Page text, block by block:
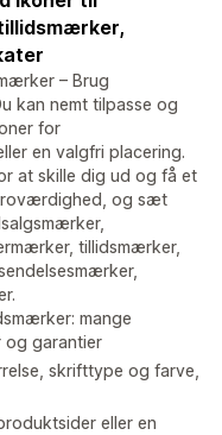
– Brug
kan nemt tilpasse og
for
en valgfri placering.
at skille dig ud og få et
og sæt
tillidsmærker,
mange
og garantier
skrifttype og farve,
eller en